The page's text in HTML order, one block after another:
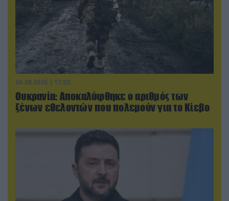
06.08.2026 | 17:02
Ουκρανία: Αποκαλύφθηκε ο αριθμός των
ξένων εθελοντών που πολεμούν για το Κίεβο